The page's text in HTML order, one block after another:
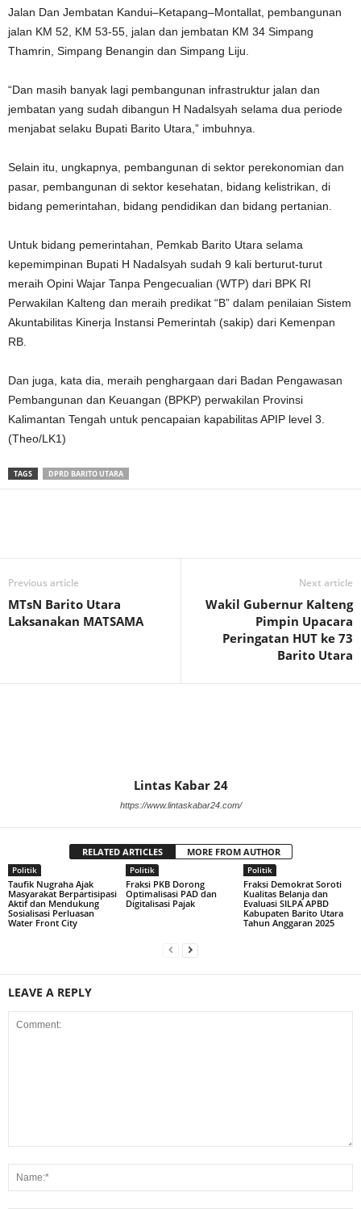
Jalan Dan Jembatan Kandui–Ketapang–Montallat, pembangunan
jalan KM 52, KM 53-55, jalan dan jembatan KM 34 Simpang
Thamrin, Simpang Benangin dan Simpang Liju.
“Dan masih banyak lagi pembangunan infrastruktur jalan dan
jembatan yang sudah dibangun H Nadalsyah selama dua periode
menjabat selaku Bupati Barito Utara,” imbuhnya.
Selain itu, ungkapnya, pembangunan di sektor perekonomian dan
pasar, pembangunan di sektor kesehatan, bidang kelistrikan, di
bidang pemerintahan, bidang pendidikan dan bidang pertanian.
Untuk bidang pemerintahan, Pemkab Barito Utara selama
kepemimpinan Bupati H Nadalsyah sudah 9 kali berturut-turut
meraih Opini Wajar Tanpa Pengecualian (WTP) dari BPK RI
Perwakilan Kalteng dan meraih predikat “B” dalam penilaian Sistem
Akuntabilitas Kinerja Instansi Pemerintah (sakip) dari Kemenpan
RB.
Dan juga, kata dia, meraih penghargaan dari Badan Pengawasan
Pembangunan dan Keuangan (BPKP) perwakilan Provinsi
Kalimantan Tengah untuk pencapaian kapabilitas APIP level 3.
(Theo/LK1)
TAGS DPRD BARITO UTARA
Previous article
MTsN Barito Utara
Laksanakan MATSAMA
Next article
Wakil Gubernur Kalteng
Pimpin Upacara
Peringatan HUT ke 73
Barito Utara
Lintas Kabar 24
https://www.lintaskabar24.com/
RELATED ARTICLES MORE FROM AUTHOR
Politik
Taufik Nugraha Ajak
Masyarakat Berpartisipasi
Aktif dan Mendukung
Sosialisasi Perluasan
Water Front City
Politik
Fraksi PKB Dorong
Optimalisasi PAD dan
Digitalisasi Pajak
Politik
Fraksi Demokrat Soroti
Kualitas Belanja dan
Evaluasi SILPA APBD
Kabupaten Barito Utara
Tahun Anggaran 2025
LEAVE A REPLY